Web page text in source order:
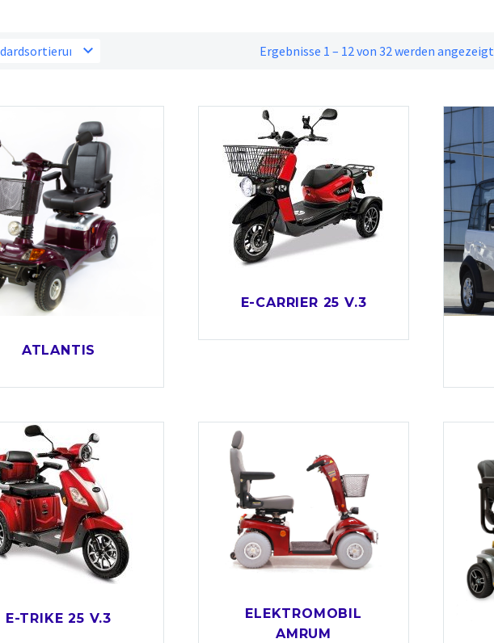
Ergebnisse 1 – 12 von 32 werden angezeigt
ATLANTIS
E-CARRIER 25 V.3
E-TRIKE 25 V.3
ELEKTROMOBIL
AMRUM